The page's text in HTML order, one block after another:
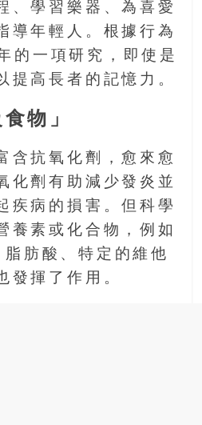
、學習樂器、為喜愛
導年輕人。根據行為
的一項研究，即使是
提高長者的記憶力。
物」
含抗氧化劑，愈來愈
化劑有助減少發炎並
疾病的損害。但科學
養素或化合物，例如
肪酸、特定的維他
發揮了作用。